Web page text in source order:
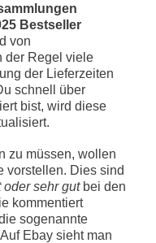
Bestseller
von
der Regel viele
der Lieferzeiten
schnell über
bist, wird diese
zu müssen, wollen
vorstellen. Dies sind
oder sehr gutbei den
kommentiert
sogenannte
Ebay sieht man